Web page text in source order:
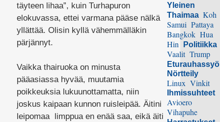
täyteen lihaa”, kuin Turhapuron
elokuvassa, ettei varmana pääse nälkä
yllättää. Olisin kyllä vähemmälläkin
pärjännyt.
Vaikka thairuoka on minusta
pääasiassa hyvää, muutamia
poikkeuksia lukuunottamatta, niin
joskus kaipaan kunnon ruisleipää. Äitini
leipomaa limppua en enää saa, eikä äiti
Yleinen
Thaimaa Koh
Samui Pattaya
Bangkok Hua
Hin
Politiikka
Vaalit Trump
Nörtteily
Linux Vinkit
Ihmissuhteet
Avioero
Vihapuhe